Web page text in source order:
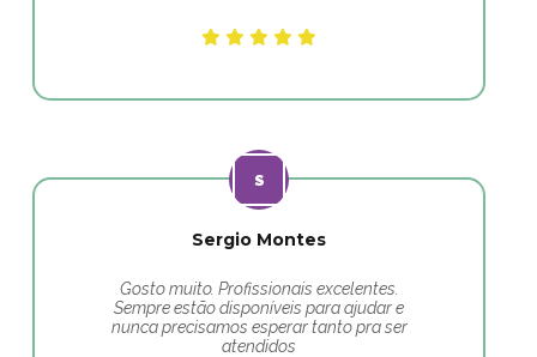
Sergio Montes
Gosto muito. Profissionais excelentes.
Sempre estão disponíveis para ajudar e
nunca precisamos esperar tanto pra ser
atendidos